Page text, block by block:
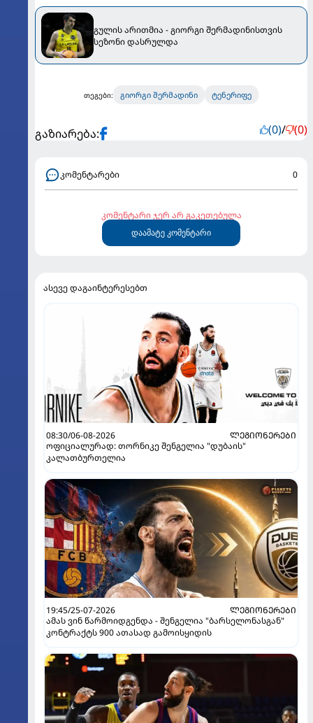
გულის არითმია - გიორგი შერმადინისთვის
სეზონი დასრულდა
თეგები: გიორგი შერმადინი ტენერიფე
გაზიარება: (0)/ (0)
კომენტარები 0
კომენტარი ჯერ არ გაკეთებულა
დაამატე კომენტარი
ასევე დაგაინტერესებთ
08:30/06-08-2026
ᲚᲔᲒᲘᲝᲜᲔᲠᲔᲑᲘ
ოფიციალურად: თორნიკე შენგელია "დუბაის"
კალათბურთელია
19:45/25-07-2026
ᲚᲔᲒᲘᲝᲜᲔᲠᲔᲑᲘ
ამას ვინ წარმოიდგენდა - შენგელია "ბარსელონასგან"
კონტრაქტს 900 ათასად გამოისყიდის